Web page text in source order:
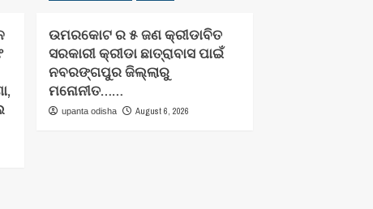
ଉମରକୋଟ ର ୫ ଜଣ କ୍ରୀଡାବିତ
ସରକାରୀ କ୍ରୀଡା ଛାତ୍ରାବାସ ପାଇଁ
ନବରଙ୍ଗପୁର ଜିଲ୍ଲାରୁ
ମନୋନୀତ……
upanta odisha August 6, 2026